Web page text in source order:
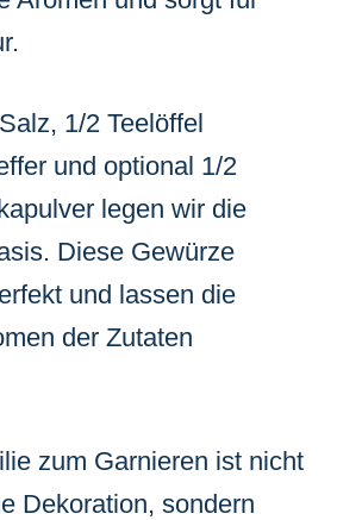
1/2 Teelöffel
und optional 1/2
legen wir die
Diese Gewürze
und lassen die
der Zutaten
zum Garnieren ist nicht
Dekoration, sondern